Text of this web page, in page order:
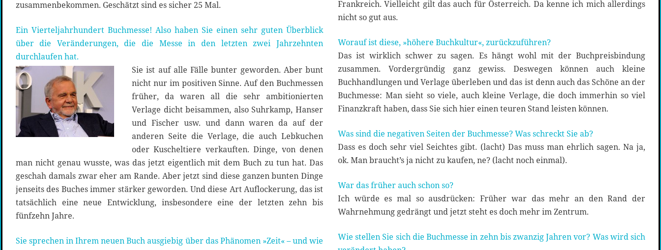
zusammenbekommen. Geschätzt sind es sicher 25 Mal.
Ein Vierteljahrhundert Buchmesse! Also haben Sie einen sehr guten Überblick
über die Veränderungen, die die Messe in den letzten zwei Jahrzehnten
durchlaufen hat.
Sie ist auf alle Fälle bunter geworden. Aber bunt
nicht nur im positiven Sinne. Auf den Buchmessen
früher, da waren all die sehr ambitionierten
Verlage dicht beisammen, also Suhrkamp, Hanser
und Fischer usw. und dann waren da auf der
anderen Seite die Verlage, die auch Lebkuchen
oder Kuscheltiere verkauften. Dinge, von denen
man nicht genau wusste, was das jetzt eigentlich mit dem Buch zu tun hat. Das
geschah damals zwar eher am Rande. Aber jetzt sind diese ganzen bunten Dinge
jenseits des Buches immer stärker geworden. Und diese Art Auflockerung, das ist
tatsächlich eine neue Entwicklung, insbesondere eine der letzten zehn bis
fünfzehn Jahre.
Sie sprechen in Ihrem neuen Buch ausgiebig über das Phänomen »Zeit« – und wie
Frankreich. Vielleicht gilt das auch für Österreich. Da kenne ich mich allerdings
nicht so gut aus.
Worauf ist diese, »höhere Buchkultur«, zurückzuführen?
Das ist wirklich schwer zu sagen. Es hängt wohl mit der Buchpreisbindung
zusammen. Vordergründig ganz gewiss. Deswegen können auch kleine
Buchhandlungen und Verlage überleben und das ist denn auch das Schöne an der
Buchmesse: Man sieht so viele, auch kleine Verlage, die doch immerhin so viel
Finanzkraft haben, dass Sie sich hier einen teuren Stand leisten können.
Was sind die negativen Seiten der Buchmesse? Was schreckt Sie ab?
Dass es doch sehr viel Seichtes gibt. (lacht) Das muss man ehrlich sagen. Na ja,
ok. Man braucht’s ja nicht zu kaufen, ne? (lacht noch einmal).
War das früher auch schon so?
Ich würde es mal so ausdrücken: Früher war das mehr an den Rand der
Wahrnehmung gedrängt und jetzt steht es doch mehr im Zentrum.
Wie stellen Sie sich die Buchmesse in zehn bis zwanzig Jahren vor? Was wird sich